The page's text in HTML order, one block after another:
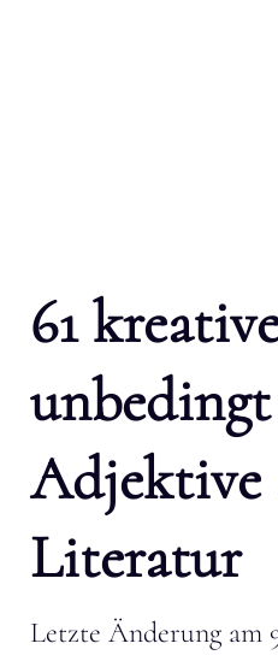
61
Adjektive
Literatur
Letzte Änderung am